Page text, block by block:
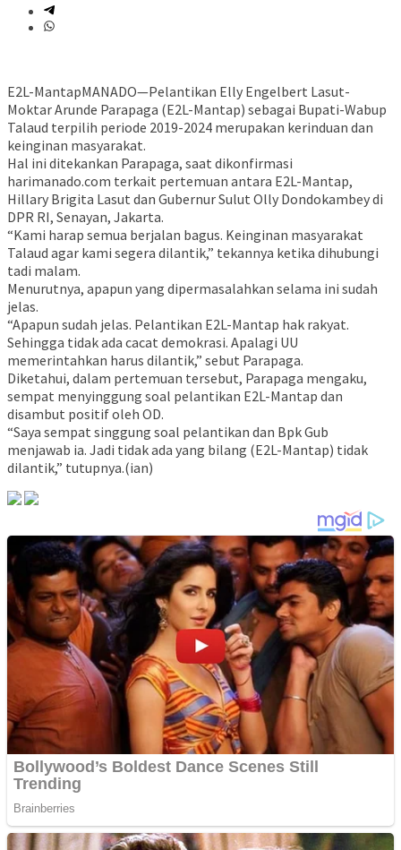
E2L-MantapMANADO—Pelantikan Elly Engelbert Lasut-
Moktar Arunde Parapaga (E2L-Mantap) sebagai Bupati-Wabup
Talaud terpilih periode 2019-2024 merupakan kerinduan dan
keinginan masyarakat.
Hal ini ditekankan Parapaga, saat dikonfirmasi
harimanado.com terkait pertemuan antara E2L-Mantap,
Hillary Brigita Lasut dan Gubernur Sulut Olly Dondokambey di
DPR RI, Senayan, Jakarta.
“Kami harap semua berjalan bagus. Keinginan masyarakat
Talaud agar kami segera dilantik,” tekannya ketika dihubungi
tadi malam.
Menurutnya, apapun yang dipermasalahkan selama ini sudah
jelas.
“Apapun sudah jelas. Pelantikan E2L-Mantap hak rakyat.
Sehingga tidak ada cacat demokrasi. Apalagi UU
memerintahkan harus dilantik,” sebut Parapaga.
Diketahui, dalam pertemuan tersebut, Parapaga mengaku,
sempat menyinggung soal pelantikan E2L-Mantap dan
disambut positif oleh OD.
“Saya sempat singgung soal pelantikan dan Bpk Gub
menjawab ia. Jadi tidak ada yang bilang (E2L-Mantap) tidak
dilantik,” tutupnya.(ian)